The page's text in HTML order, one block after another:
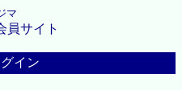
マ
員サイト
イン